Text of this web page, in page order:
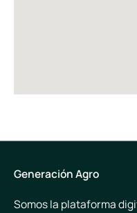
Generación Agro
Somos la plataforma